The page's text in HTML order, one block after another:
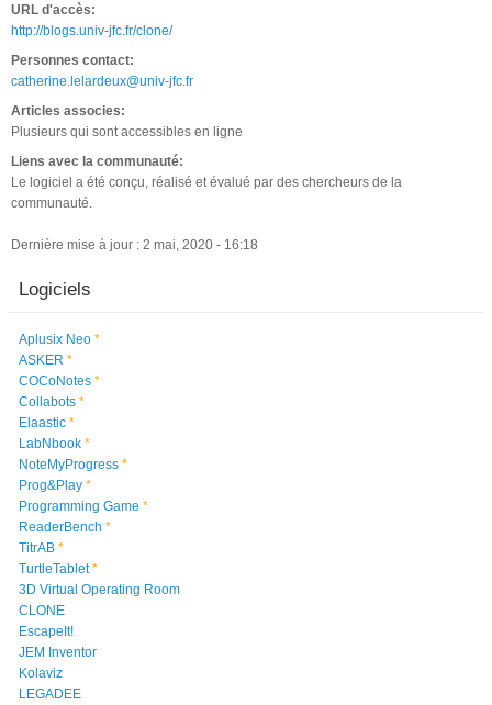
URL d'accès:
http://blogs.univ-jfc.fr/clone/
Personnes contact:
catherine.lelardeux@univ-jfc.fr
Articles associes:
Plusieurs qui sont accessibles en ligne
Liens avec la communauté:
Le logiciel a été conçu, réalisé et évalué par des chercheurs de la
communauté.
Dernière mise à jour : 2 mai, 2020 - 16:18
Logiciels
Aplusix Neo *
ASKER *
COCoNotes *
Collabots *
Elaastic *
LabNbook *
NoteMyProgress *
Prog&Play *
Programming Game *
ReaderBench *
TitrAB *
TurtleTablet *
3D Virtual Operating Room
CLONE
EscapeIt!
JEM Inventor
Kolaviz
LEGADEE